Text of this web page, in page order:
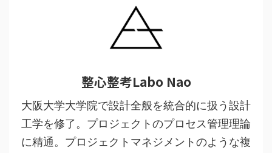
整心整考Labo Nao
大阪大学大学院で設計全般を統合的に扱う設計
工学を修了。プロジェクトのプロセス管理理論
に精通。プロジェクトマネジメントのような複